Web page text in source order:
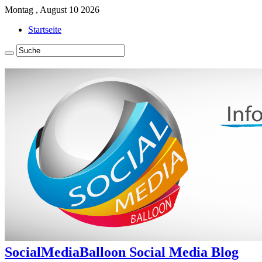
Montag , August 10 2026
Startseite
SocialMediaBalloon Social Media Blog